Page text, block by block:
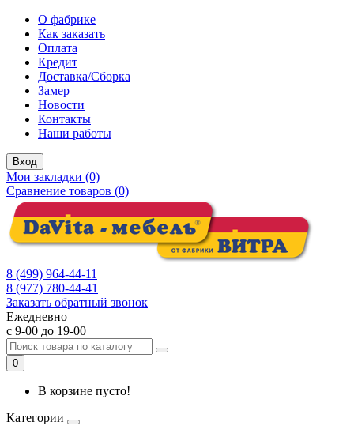
О фабрике
Как заказать
Оплата
Кредит
Доставка/Сборка
Замер
Новости
Контакты
Наши работы
Вход
Мои закладки (0)
Сравнение товаров (0)
8 (499) 964-44-11
8 (977) 780-44-41
Заказать обратный звонок
Ежедневно
с 9-00 до 19-00
0
В корзине пусто!
Категории